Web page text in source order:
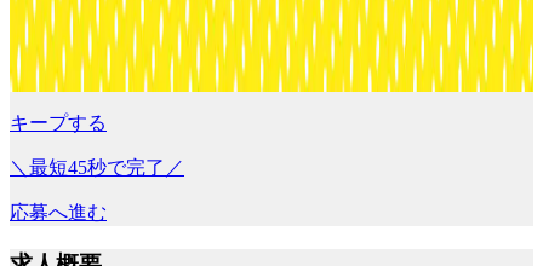
キープする
＼最短45秒で完了／
応募へ進む